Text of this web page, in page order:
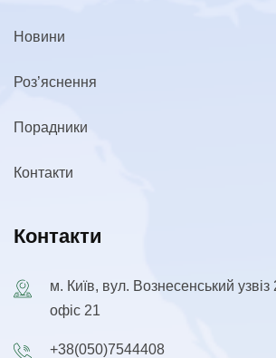
Новини
Роз’яснення
Порадники
Контакти
Контакти
м. Київ, вул. Вознесенський
офіс 21
+38(050)7544408